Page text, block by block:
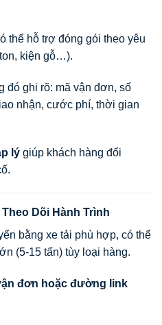
thể hỗ trợ đóng gói theo yêu
kiện gỗ…).
đó ghi rõ: mã vận đơn, số
nhận, cước phí, thời gian
lý giúp khách hàng đối
Dõi Hành Trình
bằng xe tải phù hợp, có thể
(5-15 tấn) tùy loại hàng.
đơn hoặc đường link